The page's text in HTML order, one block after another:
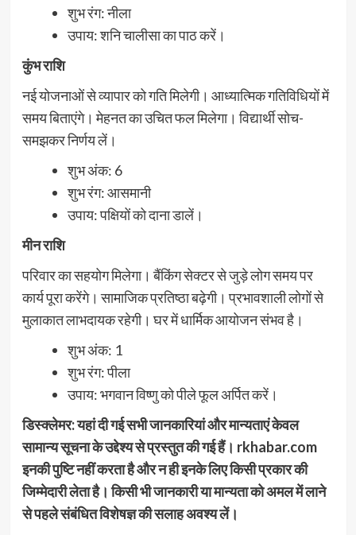
शुभ रंग: नीला
उपाय: शनि चालीसा का पाठ करें।
कुंभ राशि
नई योजनाओं से व्यापार को गति मिलेगी। आध्यात्मिक गतिविधियों में
समय बिताएंगे। मेहनत का उचित फल मिलेगा। विद्यार्थी सोच-
समझकर निर्णय लें।
शुभ अंक: 6
शुभ रंग: आसमानी
उपाय: पक्षियों को दाना डालें।
मीन राशि
परिवार का सहयोग मिलेगा। बैंकिंग सेक्टर से जुड़े लोग समय पर
कार्य पूरा करेंगे। सामाजिक प्रतिष्ठा बढ़ेगी। प्रभावशाली लोगों से
मुलाकात लाभदायक रहेगी। घर में धार्मिक आयोजन संभव है।
शुभ अंक: 1
शुभ रंग: पीला
उपाय: भगवान विष्णु को पीले फूल अर्पित करें।
डिस्क्लेमर: यहां दी गई सभी जानकारियां और मान्यताएं केवल
सामान्य सूचना के उद्देश्य से प्रस्तुत की गई हैं। rkhabar.com
इनकी पुष्टि नहीं करता है और न ही इनके लिए किसी प्रकार की
जिम्मेदारी लेता है। किसी भी जानकारी या मान्यता को अमल में लाने
से पहले संबंधित विशेषज्ञ की सलाह अवश्य लें।